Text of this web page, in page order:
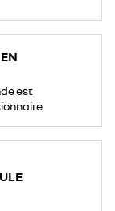
est